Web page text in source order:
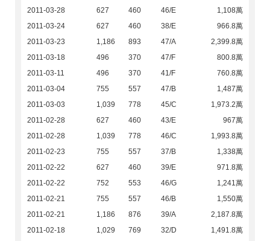
2011-03-28 627 460 46/E
1,108萬
2011-03-24
627 460 38/E
966.8萬
2011-03-23
1,186 893 47/A
2,399.8萬
2011-03-18
496 370 47/F
800.8萬
2011-03-11
496 370 41/F
760.8萬
2011-03-04
755 557 47/B
1,487萬
2011-03-03
1,039 778 45/C
1,973.2萬
2011-02-28
627 460 43/E
967萬
2011-02-28
1,039 778 46/C
1,993.8萬
2011-02-23
755 557 37/B
1,338萬
2011-02-22
627 460 39/E
971.8萬
2011-02-22
752 553 46/G
1,241萬
2011-02-21
755 557 46/B
1,550萬
2011-02-21
1,186 876 39/A
2,187.8萬
2011-02-18
1,029 769 32/D
1,491.8萬